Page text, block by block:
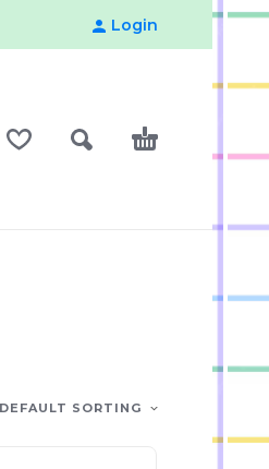
Login
DEFAULT SORTING